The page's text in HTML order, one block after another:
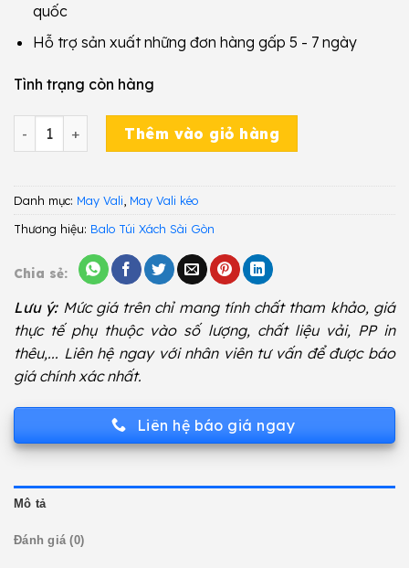
quốc
Hỗ trợ sản xuất những đơn hàng gấp 5 - 7 ngày
Tình trạng còn hàng
May Vali Kéo VK23 số lượngThêm vào giỏ hàng
Danh mục: May Vali May Vali kéo
Thương hiệu: Balo Túi Xách Sài Gòn
Chia sẻ:
Lưu ý:Mức giá trên chỉ mang tính chất tham khảo, giá
thực tế phụ thuộc vào số lượng, chất liệu vải, PP in
thêu,... Liên hệ ngay với nhân viên tư vấn để được báo
giá chính xác nhất.
Liên hệ báo giá ngay
Mô tả
Đánh giá (0)